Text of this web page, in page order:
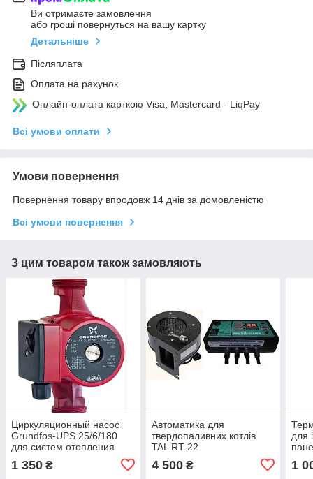
Ви отримаєте замовлення
або гроші повернуться на вашу картку
Детальніше
Післяплата
Оплата на рахунок
Онлайн-оплата карткою Visa, Mastercard - LiqPay
Всі умови оплати
Умови повернення
Повернення товару впродовж 14 днів за домовленістю
Всі умови повернення
З цим товаром також замовляють
Циркуляционный насос
Grundfos-UPS 25/6/180
для систем отопления
1 350 ₴
Автоматика для
твердопаливних котлів
TAL RT-22
4 500₴
для
1